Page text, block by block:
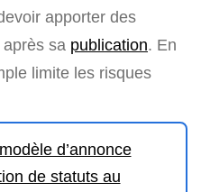
apporter des
sa publication. En
limite les risques
d’annonce
de statuts au